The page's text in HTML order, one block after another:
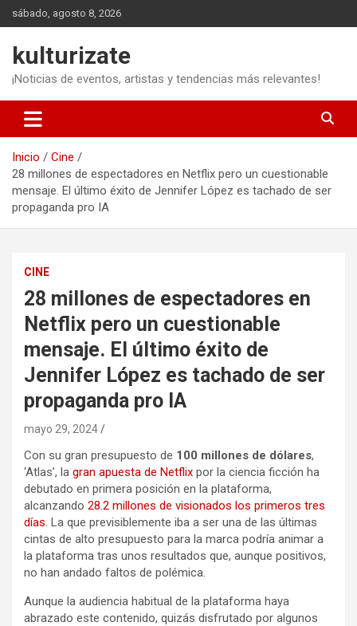
Saltar
al
sábado, agosto 8, 2026
kulturizate
¡Noticias de eventos, artistas y tendencias más relevantes!
Inicio
Cine
28 millones de espectadores en Netflix pero un cuestionable
mensaje. El último éxito de Jennifer López es tachado de ser
propaganda pro IA
CINE
28 millones de espectadores en
Netflix pero un cuestionable
mensaje. El último éxito de
Jennifer López es tachado de ser
propaganda pro IA
mayo 29, 2024
Con su gran presupuesto de 100 millones de dólares,
‘Atlas’, la gran apuesta de Netflix por la ciencia ficción ha
debutado en primera posición en la plataforma,
alcanzando 28.2 millones de visionados los primeros tres
días. La que previsiblemente iba a ser una de las últimas
cintas de alto presupuesto para la marca podría animar a
la plataforma tras unos resultados que, aunque positivos,
no han andado faltos de polémica.
Aunque la audiencia habitual de la plataforma haya
abrazado este contenido, quizás disfrutado por algunos